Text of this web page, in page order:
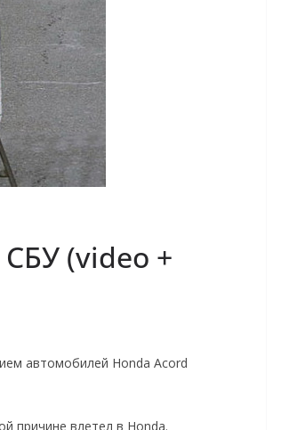
(video +
автомобилей Honda Acord
причине влетел в Honda.